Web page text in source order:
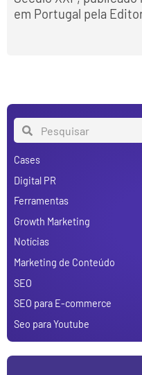
em Portugal pela
Cases
Digital PR
Ferramentas
Growth Marketing
Notícias
Marketing de Conteúdo
SEO
SEO para E-commerce
Seo para Youtube